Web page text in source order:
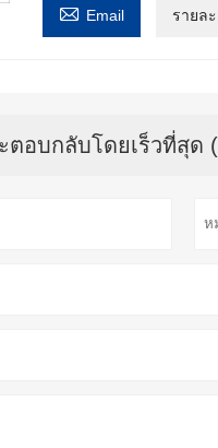
 Email รายล
ตอบกลับโดยเร็วที่สุด